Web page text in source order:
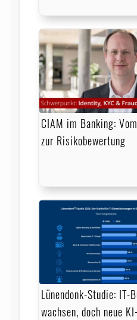
CIAM im Banking:
zur Risikobewertung
Lünendonk-Studie: IT-
wachsen, doch neue